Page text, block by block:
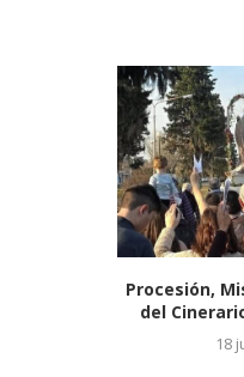
Más cerca
trámites
4